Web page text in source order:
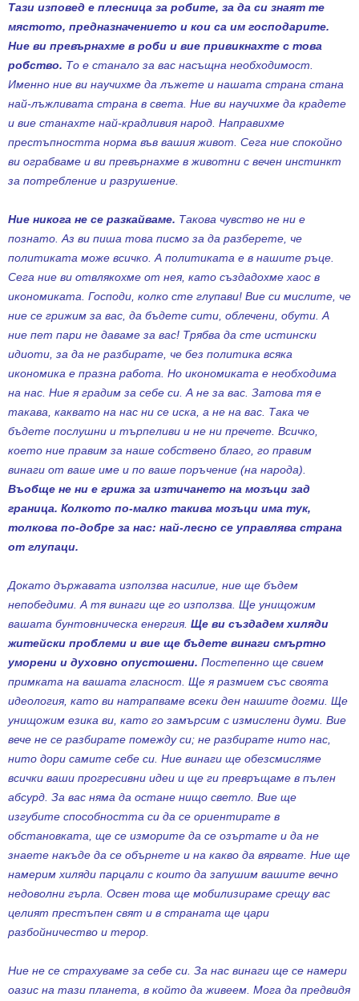
Тази изповед е плесница за робите, за да си знаят те
мястото, предназначението и кои са им господарите.
Ние ви превърнахме в роби и вие привикнахте с това
робство. То е станало за вас насъщна необходимост.
Именно ние ви научихме да лъжете и нашата страна стана
най-лъжливата страна в света. Ние ви научихме да крадете
и вие станахте най-крадливия народ. Направихме
престъпността норма във вашия живот. Сега ние спокойно
ви ограбваме и ви превърнахме в животни с вечен инстинкт
за потребление и разрушение.
Ние никога не се разкайваме. Такова чувство не ни е
познато. Аз ви пиша това писмо за да разберете, че
политиката може всичко. А политиката е в нашите ръце.
Сега ние ви отвлякохме от нея, като създадохме хаос в
икономиката. Господи, колко сте глупави! Вие си мислите, че
ние се грижим за вас, да бъдете сити, облечени, обути. А
ние пет пари не даваме за вас! Трябва да сте истински
идиоти, за да не разбирате, че без политика всяка
икономика е празна работа. Но икономиката е необходима
на нас. Ние я градим за себе си. А не за вас. Затова тя е
такава, каквато на нас ни се иска, а не на вас. Така че
бъдете послушни и търпеливи и не ни пречете. Всичко,
което ние правим за наше собствено благо, го правим
винаги от ваше име и по ваше поръчение (на народа).
Въобще не ни е грижа за изтичането на мозъци зад
граница. Колкото по-малко такива мозъци има тук,
толкова по-добре за нас: най-лесно се управлява страна
от глупаци.
Докато държавата използва насилие, ние ще бъдем
непобедими. А тя винаги ще го използва. Ще унищожим
вашата бунтовническа енергия. Ще ви създадем хиляди
житейски проблеми и вие ще бъдете винаги смъртно
уморени и духовно опустошени. Постепенно ще свием
примката на вашата гласност. Ще я размием със своята
идеология, като ви натрапваме всеки ден нашите догми. Ще
унищожим езика ви, като го замърсим с измислени думи. Вие
вече не се разбирате помежду си; не разбирате нито нас,
нито дори самите себе си. Ние винаги ще обезсмисляме
всички ваши прогресивни идеи и ще ги превръщаме в пълен
абсурд. За вас няма да остане нищо светло. Вие ще
изгубите способността си да се ориентирате в
обстановката, ще се изморите да се озъртате и да не
знаете накъде да се обърнете и на какво да вярвате. Ние ще
намерим хиляди парцали с които да запушим вашите вечно
недоволни гърла. Освен това ще мобилизираме срещу вас
целият престъпен свят и в страната ще цари
разбойничество и терор.
Ние не се страхуваме за себе си. За нас винаги ще се намери
оазис на тази планета, в който да живеем. Мога да предвидя